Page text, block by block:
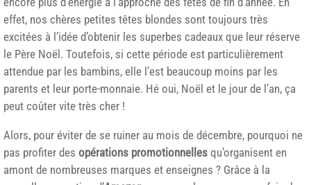
effet, nos chères petites têtes blondes sont toujours très
excitées à l’idée d’obtenir les superbes cadeaux que leur réserve
le Père Noël. Toutefois, si cette période est particulièrement
attendue par les bambins, elle l’est beaucoup moins par les
parents et leur porte-monnaie. Hé oui, Noël et le jour de l’an, ça
peut coûter vite très cher !
Alors, pour éviter de se ruiner au mois de décembre, pourquoi ne
pas profiter des opérations promotionnelles qu’organisent en
amont de nombreuses marques et enseignes ? Grâce à la